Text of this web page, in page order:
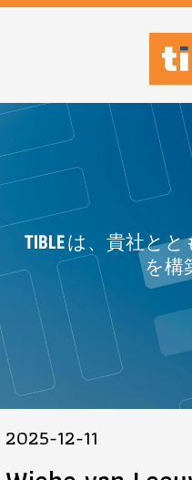
TIBLE は、貴社と
を構
2025-12-11